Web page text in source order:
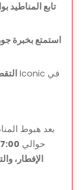
لماذا
مثالية
تابع
استمتع بخبرة
بعد هبوط
حوالي 7:00 صباحًا
الإفطار،